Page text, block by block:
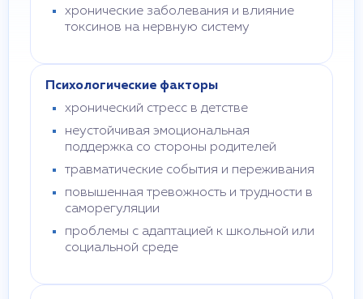
хронические заболевания и влияние
токсинов на нервную систему
Психологические факторы
хронический стресс в детстве
неустойчивая эмоциональная
поддержка со стороны родителей
травматические события и переживания
повышенная тревожность и трудности в
саморегуляции
проблемы с адаптацией к школьной или
социальной среде